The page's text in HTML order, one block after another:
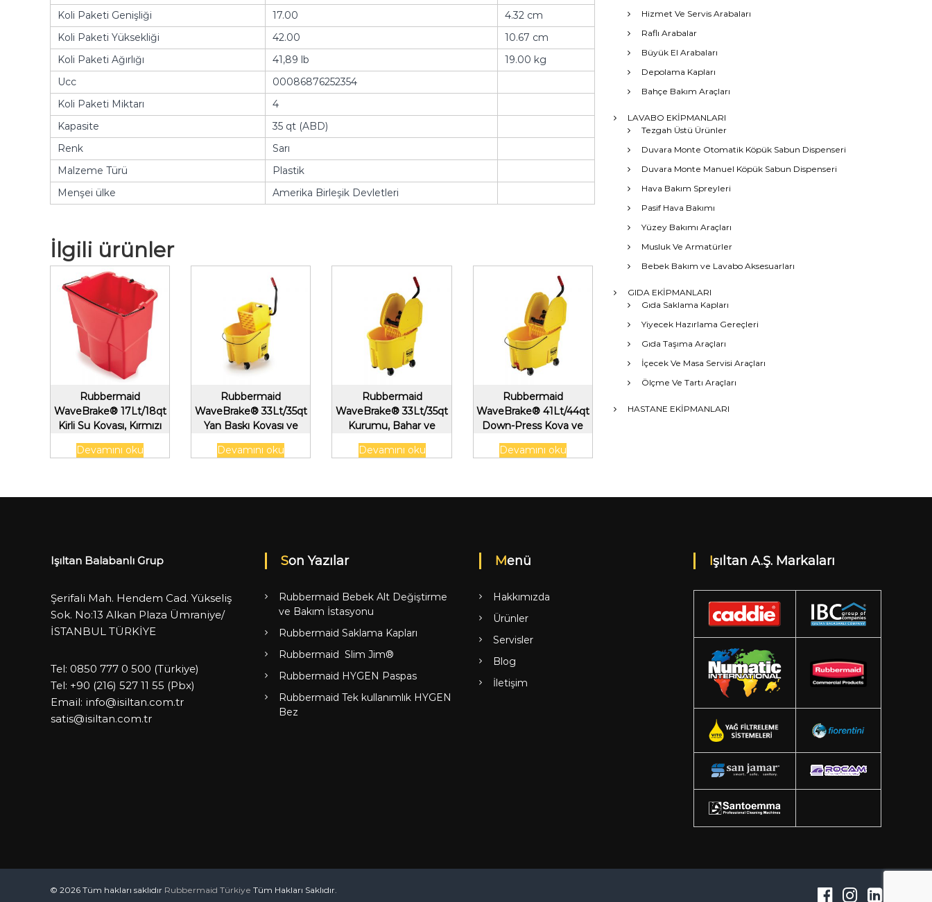
Koli Paketi Genişliği
17.00
4.32 cm
Koli Paketi Yüksekliği
42.00
10.67 cm
Koli Paketi Ağırlığı
41,89 lb
19.00 kg
Ucc
00086876252354
Koli Paketi Miktarı
4
Kapasite
35 qt (ABD)
Renk
Sarı
Malzeme Türü
Plastik
Menşei ülke
Amerika Birleşik Devletleri
İlgili ürünler
Rubbermaid
WaveBrake® 17Lt/18qt
Kirli Su Kovası, Kırmızı
Devamını oku
Rubbermaid
WaveBrake® 33Lt/35qt
Yan Baskı Kovası ve
Sarıcı, Sarı
Devamını oku
Rubbermaid
WaveBrake® 33Lt/35qt
Kurumu, Bahar ve
Kefaletsiz Kombo, Sarı
Devamını oku
Rubbermaid
WaveBrake® 41Lt/44qt
Down-Press Kova ve
Sıkma, Tahliye, Sarı
Devamını oku
Hizmet Ve Servis Arabaları
Raflı Arabalar
Büyük El Arabaları
Depolama Kapları
Bahçe Bakım Araçları
LAVABO EKİPMANLARI
Tezgah Üstü Ürünler
Duvara Monte Otomatik Köpük Sabun Dispenseri
Duvara Monte Manuel Köpük Sabun Dispenseri
Hava Bakım Spreyleri
Pasif Hava Bakımı
Yüzey Bakımı Araçları
Musluk Ve Armatürler
Bebek Bakım ve Lavabo Aksesuarları
GIDA EKİPMANLARI
Gıda Saklama Kapları
Yiyecek Hazırlama Gereçleri
Gıda Taşıma Araçları
İçecek Ve Masa Servisi Araçları
Ölçme Ve Tartı Araçları
HASTANE EKİPMANLARI
Işıltan Balabanlı Grup
Şerifali Mah. Hendem Cad. Yükseliş
Sok. No:13 Alkan Plaza Ümraniye/
İSTANBUL TÜRKİYE
Tel:0850 777 0 500 (Türkiye)
Tel: +90 (216) 527 11 55 (Pbx)
Email: info@isiltan.com.tr
satis@isiltan.com.tr
Son Yazılar
Rubbermaid Bebek Alt Değiştirme
ve Bakım İstasyonu
Rubbermaid Saklama Kapları
Rubbermaid Slim Jim®
Rubbermaid HYGEN Paspas
Rubbermaid Tek kullanımlık HYGEN
Bez
Menü
Hakkımızda
Ürünler
Servisler
Blog
İletişim
Işıltan A.Ş. Markaları
© 2026 Tüm hakları saklıdır Rubbermaid Türkiye Tüm Hakları Saklıdır.